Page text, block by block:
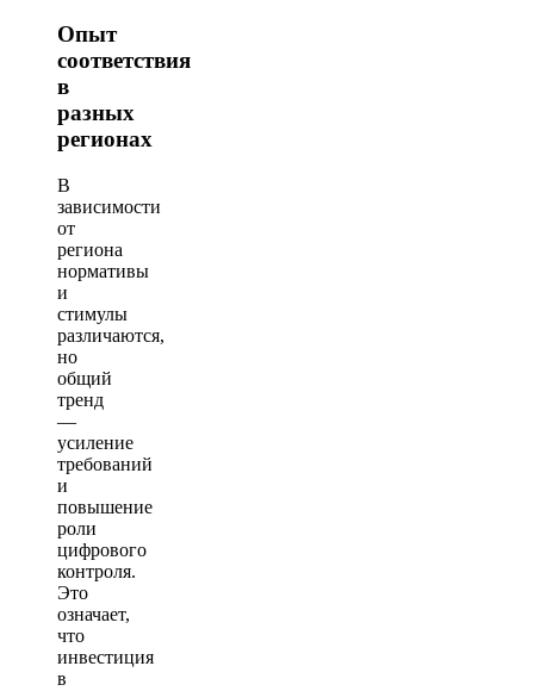
Опыт
соответствия
в
разных
регионах
В
зависимости
от
региона
нормативы
и
стимулы
различаются,
но
общий
тренд
—
усиление
требований
и
повышение
роли
цифрового
контроля.
Это
означает,
что
инвестиция
в